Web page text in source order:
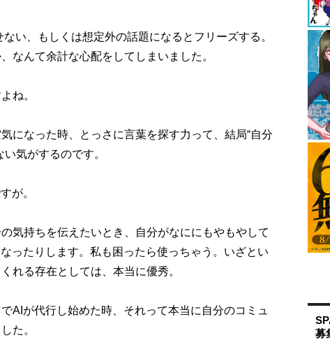
い、もしくは想定外の話題になるとフリーズする。
なんて余計な心配をしてしまいました。
ね。
になった時、とっさに言葉を探す力って、結局“自分
気がするのです。
が。
気持ちを伝えたいとき、自分がなににもやもやして
ったりします。私も困ったら使っちゃう。いざとい
れる存在としては、本当に優秀。
AIが代行し始めた時、それって本当に自分のコミュ
た。
募